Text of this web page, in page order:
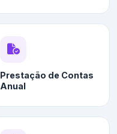
Prestação de Contas
Anual